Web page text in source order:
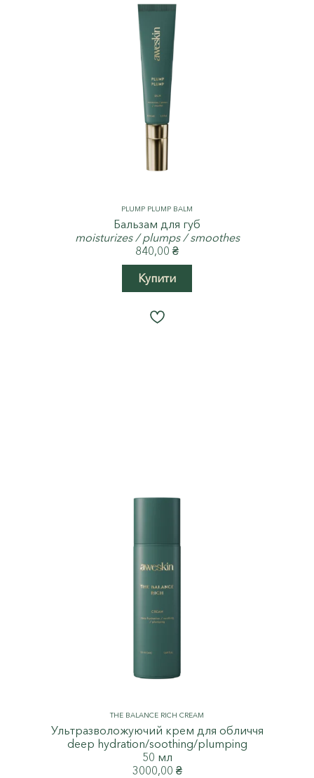
PLUMP PLUMP BALM
Бальзам для губ
moisturizes / plumps / smoothes
840,00 ₴
Купити
THE BALANCE RICH CREAM
Ультразволожуючий крем для обличчя
deep hydration/soothing/plumping
50 мл
3000,00 ₴